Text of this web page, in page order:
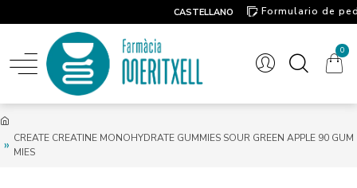
CASTELLANO
Formulario de
0
CREATE CREATINE MONOHYDRATE GUMMIES SOUR GREEN APPLE 90 GUM
MIES